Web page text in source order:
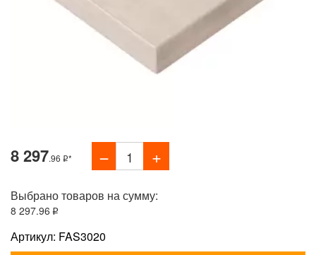
8 297.96 *
Выбрано товаров на сумму:
8 297.96
Артикул: FAS3020